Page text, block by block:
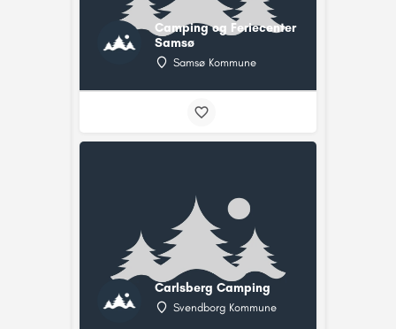
Camping og Feriecenter
Samsø
Samsø Kommune
Carlsberg Camping
Svendborg Kommune